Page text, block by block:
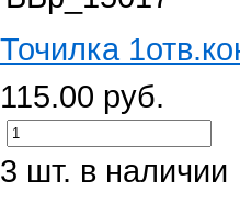
Точилка
115.00 руб.
3 шт. в наличии